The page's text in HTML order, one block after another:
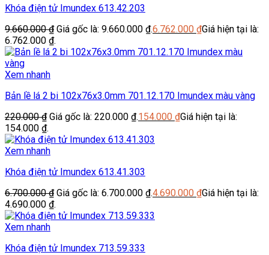
Khóa điện tử Imundex 613.42.203
9.660.000₫ Giá gốc là: 9.660.000 ₫.6.762.000 ₫Giá hiện tại là:
6.762.000 ₫.
Xem nhanh
Bản lề lá 2 bi 102x76x3.0mm 701.12.170 Imundex màu vàng
220.000₫ Giá gốc là: 220.000 ₫.154.000 ₫Giá hiện tại là:
154.000 ₫.
Xem nhanh
Khóa điện tử Imundex 613.41.303
6.700.000₫ Giá gốc là: 6.700.000 ₫.4.690.000 ₫Giá hiện tại là:
4.690.000 ₫.
Xem nhanh
Khóa điện tử Imundex 713.59.333